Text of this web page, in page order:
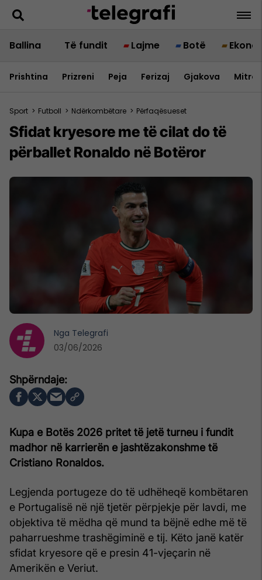
Ballina Të fundit Lajme Botë
Prishtina Prizreni Peja Ferizaj Gjakova
Sport > Futboll > Ndërkombëtare > Përfaqësueset
Sfidat kryesore me të cilat do të
përballet Ronaldo në Botëror
Kupa e Botës 2026 pritet të jetë turneu i fundit
madhor në karrierën e jashtëzakonshme të
Cristiano Ronaldos.
Legjenda portugeze do të udhëheqë kombëtaren
e Portugalisë në një tjetër përpjekje për lavdi, me
objektiva të mëdha që mund ta bëjnë edhe më të
paharrueshme trashëgiminë e tij. Këto janë katër
sfidat kryesore që e presin 41-vjeçarin në
Amerikën e Veriut.
Nga Telegrafi
03/06/2026